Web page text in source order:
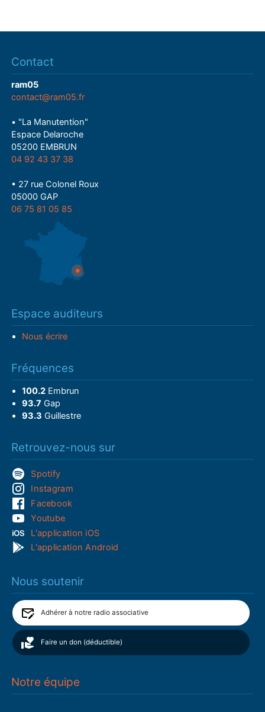
Contact
ram05
contact@ram05.fr
• "La Manutention"
Espace Delaroche
05200 EMBRUN
04 92 43 37 38
• 27 rue Colonel Roux
05000 GAP
06 75 81 05 85
Espace auditeurs
Nous écrire
Fréquences
100.2Embrun
93.7 Gap
93.3 Guillestre
Retrouvez-nous sur
Spotify
Instagram
Facebook
Youtube
L'application iOS
L'application Android
Nous soutenir
Adhérer à notre radio associative
Faire un don (déductible)
Notre équipe